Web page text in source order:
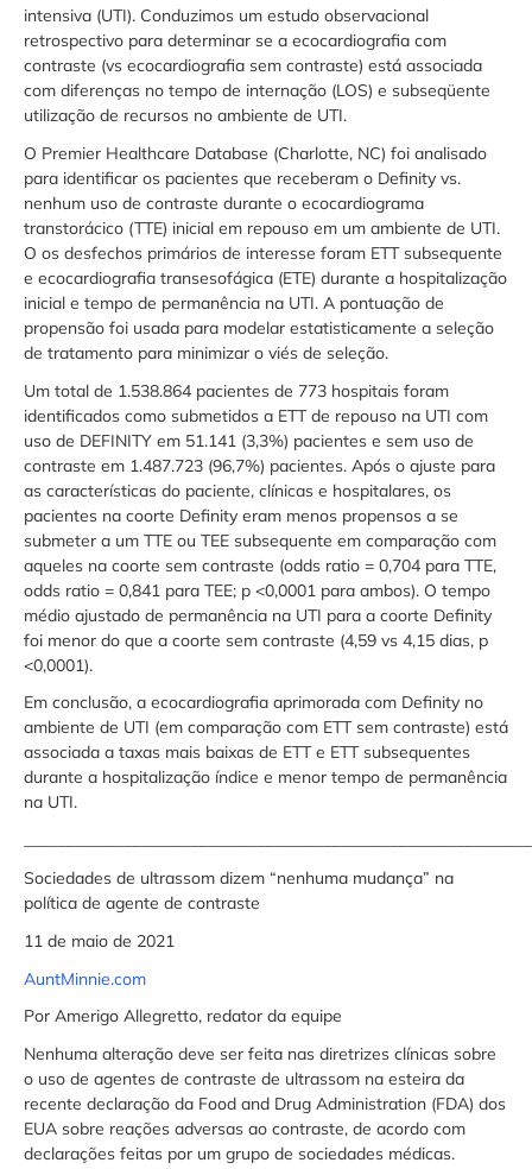
intensiva (UTI). Conduzimos um estudo observacional
retrospectivo para determinar se a ecocardiografia com
contraste (vs ecocardiografia sem contraste) está associada
com diferenças no tempo de internação (LOS) e subseqüente
utilização de recursos no ambiente de UTI.
O Premier Healthcare Database (Charlotte, NC) foi analisado
para identificar os pacientes que receberam o Definity vs.
nenhum uso de contraste durante o ecocardiograma
transtorácico (TTE) inicial em repouso em um ambiente de UTI.
O os desfechos primários de interesse foram ETT subsequente
e ecocardiografia transesofágica (ETE) durante a hospitalização
inicial e tempo de permanência na UTI. A pontuação de
propensão foi usada para modelar estatisticamente a seleção
de tratamento para minimizar o viés de seleção.
Um total de 1.538.864 pacientes de 773 hospitais foram
identificados como submetidos a ETT de repouso na UTI com
uso de DEFINITY em 51.141 (3,3%) pacientes e sem uso de
contraste em 1.487.723 (96,7%) pacientes. Após o ajuste para
as características do paciente, clínicas e hospitalares, os
pacientes na coorte Definity eram menos propensos a se
submeter a um TTE ou TEE subsequente em comparação com
aqueles na coorte sem contraste (odds ratio = 0,704 para TTE,
odds ratio = 0,841 para TEE; p <0,0001 para ambos). O tempo
médio ajustado de permanência na UTI para a coorte Definity
foi menor do que a coorte sem contraste (4,59 vs 4,15 dias, p
<0,0001).
Em conclusão, a ecocardiografia aprimorada com Definity no
ambiente de UTI (em comparação com ETT sem contraste) está
associada a taxas mais baixas de ETT e ETT subsequentes
durante a hospitalização índice e menor tempo de permanência
na UTI.
Sociedades de ultrassom dizem “nenhuma mudança” na
política de agente de contraste
11 de maio de 2021
AuntMinnie.com
Por Amerigo Allegretto, redator da equipe
Nenhuma alteração deve ser feita nas diretrizes clínicas sobre
o uso de agentes de contraste de ultrassom na esteira da
recente declaração da Food and Drug Administration (FDA) dos
EUA sobre reações adversas ao contraste, de acordo com
declarações feitas por um grupo de sociedades médicas.